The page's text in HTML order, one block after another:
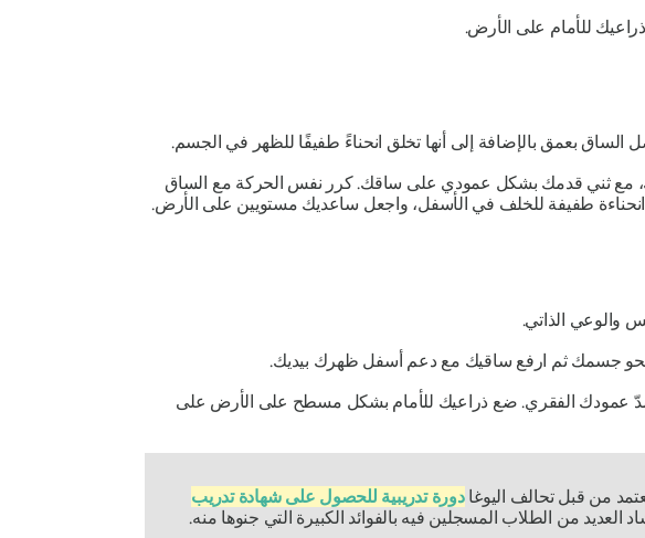
للأمام على الأرض.
الساق بعمق بالإضافة إلى أنها تخلق انحناءً طفيفًا للظهر في الجسم.
وركبتيك. ادفع ركبتك اليمنى جانبًا لتشكيل زاوية 90 درجة مع فخذيك، مع ثني قدمك بشكل عمودي على ساقك. كرر نفس الحركة مع الساق
طفيفة للخلف في الأسفل، واجعل ساعديك مستويين على الأرض.
والوعي الذاتي.
جسمك ثم ارفع ساقيك مع دعم أسفل ظهرك بيديك.
عمودك الفقري. ضع ذراعيك للأمام بشكل مسطح على الأرض على
من قبل تحالف اليوغادورة تدريبية للحصول على شهادة تدريب
من الطلاب المسجلين فيه بالفوائد الكبيرة التي جنوها منه.